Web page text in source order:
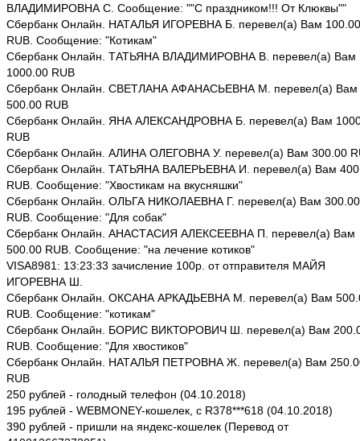
ВЛАДИМИРОВНА С. Сообщение: ""С праздником!!! От Клюквы""
Сбербанк Онлайн. НАТАЛЬЯ ИГОРЕВНА Б. перевел(а) Вам 100.00
RUB. Сообщение: "Котикам"
Сбербанк Онлайн. ТАТЬЯНА ВЛАДИМИРОВНА В. перевел(а) Вам
1000.00 RUB
Сбербанк Онлайн. СВЕТЛАНА АФАНАСЬЕВНА М. перевел(а) Вам
500.00 RUB
Сбербанк Онлайн. ЯНА АЛЕКСАНДРОВНА Б. перевел(а) Вам
RUB
Сбербанк Онлайн. АЛИНА ОЛЕГОВНА У. перевел(а) Вам 300.00
Сбербанк Онлайн. ТАТЬЯНА ВАЛЕРЬЕВНА И. перевел(а) Вам
RUB. Сообщение: "Хвостикам на вкусняшки"
Сбербанк Онлайн. ОЛЬГА НИКОЛАЕВНА Г. перевел(а) Вам 300.00
RUB. Сообщение: "Для собак"
Сбербанк Онлайн. АНАСТАСИЯ АЛЕКСЕЕВНА П. перевел(а) Вам
500.00 RUB. Сообщение: "на лечение котиков"
VISA8981: 13:23:33 зачисление 100р. от отправителя МАЙЯ
ИГОРЕВНА Ш.
Сбербанк Онлайн. ОКСАНА АРКАДЬЕВНА М. перевел(а) Вам
RUB. Сообщение: "котикам"
Сбербанк Онлайн. БОРИС ВИКТОРОВИЧ Ш. перевел(а) Вам
RUB. Сообщение: "Для хвостиков"
Сбербанк Онлайн. НАТАЛЬЯ ПЕТРОВНА Ж. перевел(а) Вам
RUB
250 рублей - голодный телефон (04.10.2018)
195 рублей - WEBMONEY-кошелек, c R378***618 (04.10.2018)
390 рублей - пришли на яндекс-кошелек (Перевод от